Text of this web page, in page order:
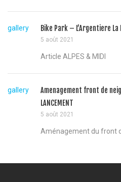
gallery Bike Park – L’Argentiere La
5 août 2021
Article ALPES & MIDI
gallery
Amenagement front de
LANCEMENT
5 août 2021
Aménagement du front